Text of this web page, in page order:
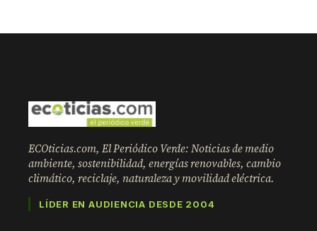
ECOticias.com, El Periódico Verde: Noticias de medio
ambiente, sostenibilidad, energías renovables, cambio
climático, reciclaje, naturaleza y movilidad eléctrica.
LÍDER EN AUDIENCIA DESDE 2004